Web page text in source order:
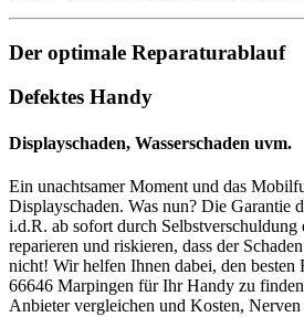
Der optimale Reparaturablauf
Defektes Handy
Displayschaden, Wasserschaden uvm.
Ein unachtsamer Moment und das
Displayschaden. Was nun? Die Garantie
i.d.R. ab sofort durch Selbstverschuldung
reparieren und riskieren, dass der
nicht! Wir helfen Ihnen dabei, den besten
66646 Marpingen für Ihr Handy zu
Anbieter vergleichen und Kosten, Nerven